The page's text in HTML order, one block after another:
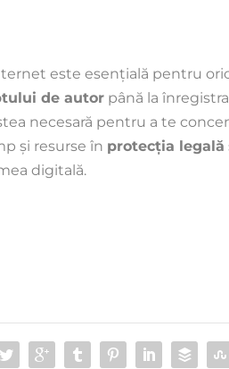
este esențială pentru
de autorpână la
necesară pentru a te
și resurse în protecția legală
digitală.